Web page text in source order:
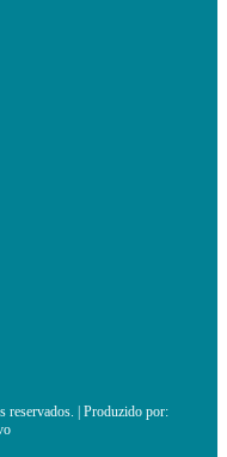
reservados. | Produzido por: